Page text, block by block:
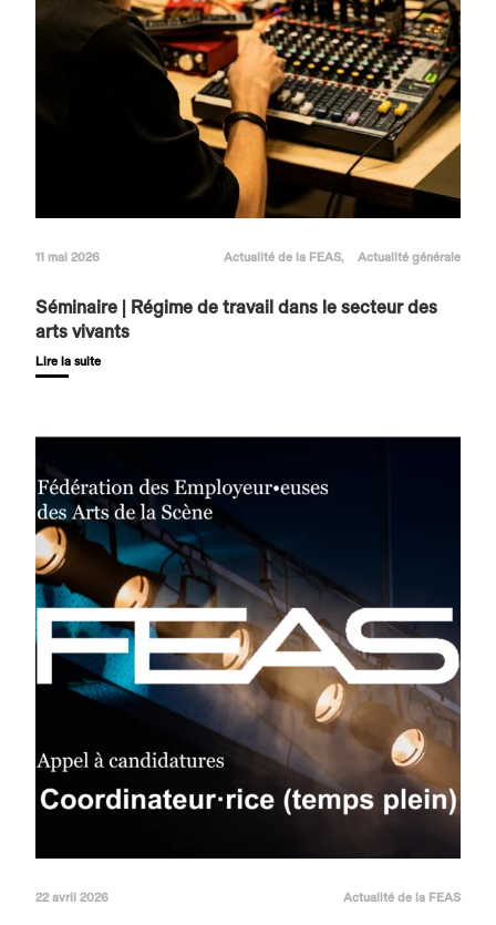
11 mai 2026 Actualité de la FEAS Actualité générale
Séminaire | Régime de travail dans le secteur des
arts vivants
Lire la suite
22 avril 2026 Actualité de la FEAS